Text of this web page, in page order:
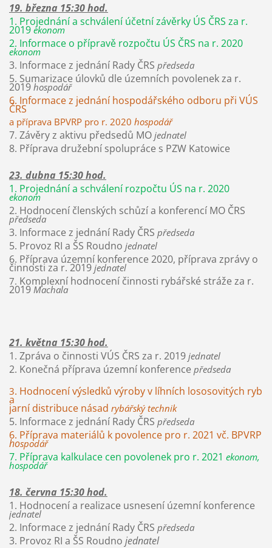
19. března 15:30 hod.
1. Projednání a schválení účetní závěrky ÚS ČRS za r.
2019 ekonom
2. Informace o přípravě rozpočtu ÚS ČRS na r. 2020
ekonom
3. Informace z jednání Rady ČRS předseda
5. Sumarizace úlovků dle územních povolenek za r.
2019hospodář
6. Informace z jednání hospodářského odboru při VÚS
ČRS
a příprava BPVRP pro r. 2020 hospodář
7. Závěry z aktivu předsedů MO jednatel
8. Příprava družební spolupráce s PZW Katowice
23. dubna 15:30 hod.
1. Projednání a schválení rozpočtu ÚS na r. 2020
ekonom
2. Hodnocení členských schůzí a konferencí MO ČRS
předseda
3. Informace z jednání Rady ČRS předseda
5. Provoz RI a ŠS Roudno jednatel
6. Příprava územní konference 2020, příprava zprávy o
činnosti za r. 2019 jednatel
7. Komplexní hodnocení činnosti rybářské stráže za r.
2019Machala
21. května 15:30 hod.
1. Zpráva o činnosti VÚS ČRS za r. 2019 jednatel
2. Konečná příprava územní konference předseda
3. Hodnocení výsledků výroby v líhních lososovitých ryb
a
jarní distribuce násad rybářský technik
5. Informace z jednání Rady ČRS předseda
6. Příprava materiálů k povolence pro r. 2021 vč. BPVRP
hospodář
7. Příprava kalkulace cen povolenek pro r. 2021 ekonom,
hospodář
18. června 15:30 hod.
1. Hodnocení a realizace usnesení územní konference
jednatel
2. Informace z jednání Rady ČRS předseda
3. Provoz RI a ŠS Roudno jednatel